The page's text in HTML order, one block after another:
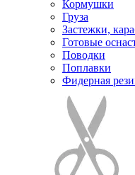
Кормушки
Груза
Застежки,
Готовые
Поводки
Поплавки
Фидерная